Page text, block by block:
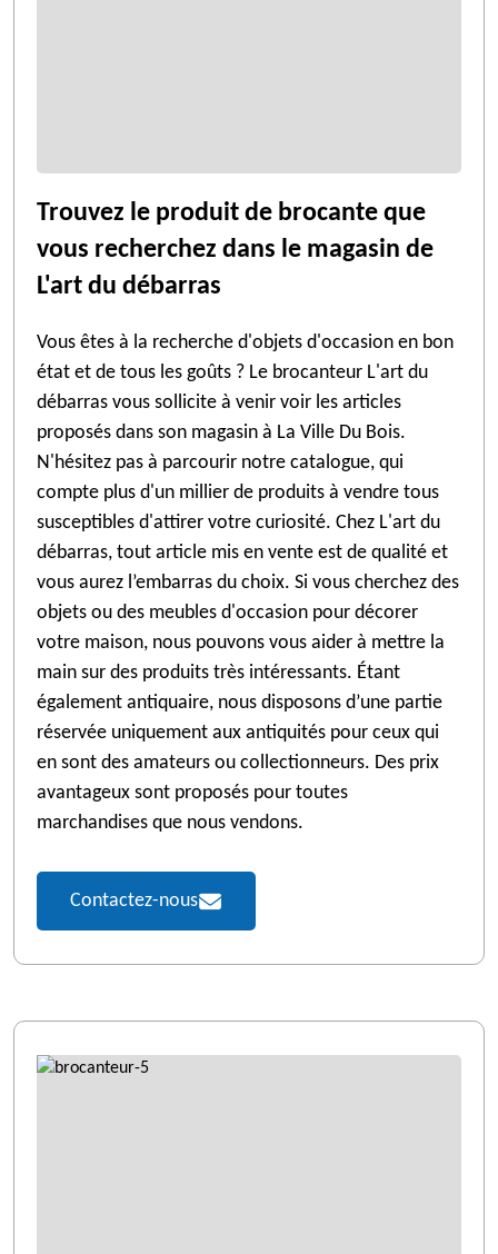
Trouvez le produit de brocante que
vous recherchez dans le magasin de
L'art du débarras
Vous êtes à la recherche d'objets d'occasion en bon
état et de tous les goûts ? Le brocanteur L'art du
débarras vous sollicite à venir voir les articles
proposés dans son magasin à La Ville Du Bois.
N'hésitez pas à parcourir notre catalogue, qui
compte plus d'un millier de produits à vendre tous
susceptibles d'attirer votre curiosité. Chez L'art du
débarras, tout article mis en vente est de qualité et
vous aurez l’embarras du choix. Si vous cherchez des
objets ou des meubles d'occasion pour décorer
votre maison, nous pouvons vous aider à mettre la
main sur des produits très intéressants. Étant
également antiquaire, nous disposons d’une partie
réservée uniquement aux antiquités pour ceux qui
en sont des amateurs ou collectionneurs. Des prix
avantageux sont proposés pour toutes
marchandises que nous vendons.
Contactez-nous